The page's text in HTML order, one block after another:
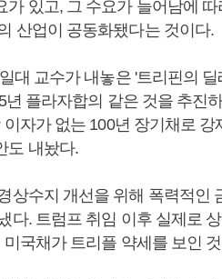
있고, 그 수요가 늘어남에
산업이 공동화됐다는 것이다.
대 교수가 내놓은 '트리핀의
플라자합의 같은 것을 추진
자가 없는 100년 장기채로 강
도 내놨다.
상수지 개선을 위해 폭력적인
다. 트럼프 취임 이후 실제로
국채가 트리플 약세를 보인